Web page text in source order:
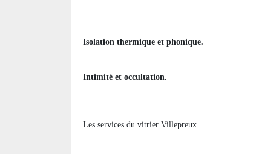
Isolation thermique et phonique.
Intimité et occultation.
Les services du vitrier Villepreux.